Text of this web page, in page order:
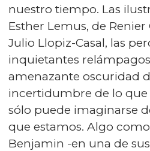
nuestro tiempo. Las
Esther Lemus, de
Julio Llopiz-Casal, las
inquietantes
amenazante oscuridad
incertidumbre de lo que
sólo puede imaginarse
que estamos. Algo
Benjamin -en una de sus